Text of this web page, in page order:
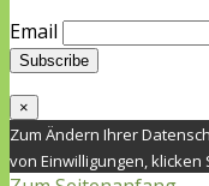
Email
×
Zum Ändern Ihrer
von Einwilligungen, klicken